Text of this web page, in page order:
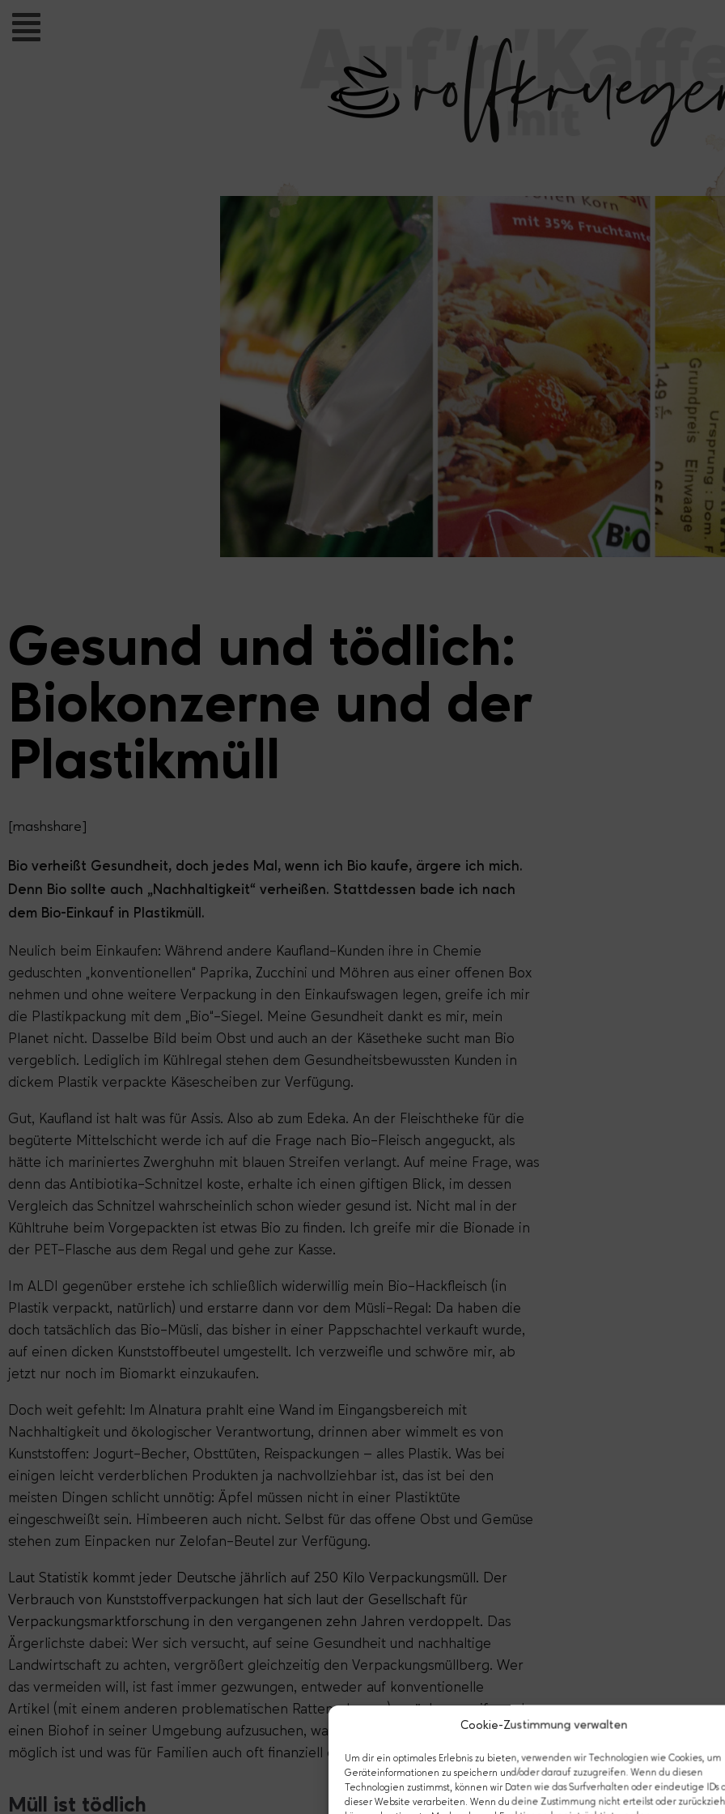
Cookie-Zustimmung verwalten
Um dir ein optimales Erlebnis zu bieten, verwenden wir Technologien wie Cookies, um
Geräteinformationen zu speichern und/oder darauf zuzugreifen. Wenn du diesen
Technologien zustimmst, können wir Daten wie das Surfverhalten oder eindeutige IDs
dieser Website verarbeiten. Wenn du deine Zustimmung nicht erteilst oder
Gesund und tödlich:
Biokonzerne und der
Plastikmüll
[mashshare]
Bio verheißt Gesundheit, doch jedes Mal, wenn ich Bio kaufe, ärgere ich mich.
Denn Bio sollte auch „Nachhaltigkeit“ verheißen. Stattdessen bade ich nach
dem Bio-Einkauf in Plastikmüll.
Neulich beim Einkaufen: Während andere Kaufland-Kunden ihre in Chemie
geduschten „konventionellen“ Paprika, Zucchini und Möhren aus einer offenen Box
nehmen und ohne weitere Verpackung in den Einkaufswagen legen, greife ich mir
die Plastikpackung mit dem „Bio“-Siegel. Meine Gesundheit dankt es mir, mein
Planet nicht. Dasselbe Bild beim Obst und auch an der Käsetheke sucht man Bio
vergeblich. Lediglich im Kühlregal stehen dem Gesundheitsbewussten Kunden in
dickem Plastik verpackte Käsescheiben zur Verfügung.
Gut, Kaufland ist halt was für Assis. Also ab zum Edeka. An der Fleischtheke für die
begüterte Mittelschicht werde ich auf die Frage nach Bio-Fleisch angeguckt, als
hätte ich mariniertes Zwerghuhn mit blauen Streifen verlangt. Auf meine Frage, was
denn das Antibiotika-Schnitzel koste, erhalte ich einen giftigen Blick, im dessen
Vergleich das Schnitzel wahrscheinlich schon wieder gesund ist. Nicht mal in der
Kühltruhe beim Vorgepackten ist etwas Bio zu finden. Ich greife mir die Bionade in
der PET-Flasche aus dem Regal und gehe zur Kasse.
Im ALDI gegenüber erstehe ich schließlich widerwillig mein Bio-Hackfleisch (in
Plastik verpackt, natürlich) und erstarre dann vor dem Müsli-Regal: Da haben die
doch tatsächlich das Bio-Müsli, das bisher in einer Pappschachtel verkauft wurde,
auf einen dicken Kunststoffbeutel umgestellt. Ich verzweifle und schwöre mir, ab
jetzt nur noch im Biomarkt einzukaufen.
Doch weit gefehlt: Im Alnatura prahlt eine Wand im Eingangsbereich mit
Nachhaltigkeit und ökologischer Verantwortung, drinnen aber wimmelt es von
Kunststoffen: Jogurt-Becher, Obsttüten, Reispackungen – alles Plastik. Was bei
einigen leicht verderblichen Produkten ja nachvollziehbar ist, das ist bei den
meisten Dingen schlicht unnötig: Äpfel müssen nicht in einer Plastiktüte
eingeschweißt sein. Himbeeren auch nicht. Selbst für das offene Obst und Gemüse
stehen zum Einpacken nur Zelofan-Beutel zur Verfügung.
Laut Statistik kommt jeder Deutsche jährlich auf 250 Kilo Verpackungsmüll. Der
Verbrauch von Kunststoffverpackungen hat sich laut der Gesellschaft für
Verpackungsmarktforschung in den vergangenen zehn Jahren verdoppelt. Das
Ärgerlichste dabei: Wer sich versucht, auf seine Gesundheit und nachhaltige
Landwirtschaft zu achten, vergrößert gleichzeitig den Verpackungsmüllberg. Wer
das vermeiden will, ist fast immer gezwungen, entweder auf konventionelle
Artikel (mit einem anderen problematischen Rattenschwanz) zurück zu greifen oder
einen Biohof in seiner Umgebung aufzusuchen, was aber bei Weitem nicht überall
möglich ist und was für Familien auch oft finanziell einfach nicht drin ist.
Müll ist tödlich